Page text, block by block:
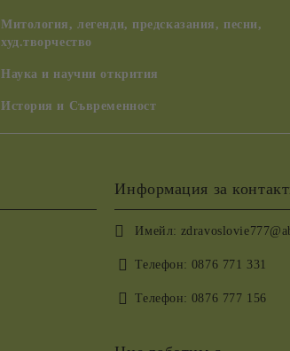
Митология, легенди, предсказания, песни,
худ.творчество
Наука и научни открития
История и Съвременност
Информация за
Имейл:
Телефон: 0876 771 331
Телефон: 0876 777 156